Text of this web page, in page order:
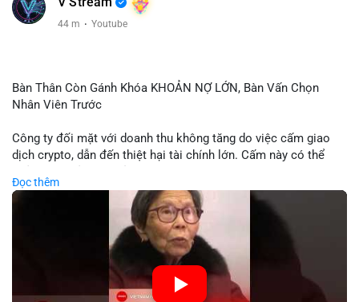
44 m · Youtube
Bàn Thân Còn Gánh Khóa KHOẢN NỢ LỚN, Bàn Vấn Chọn
Nhân Viên Trước
Công ty đối mặt với doanh thu không tăng do việc cấm giao
dịch crypto, dẫn đến thiệt hại tài chính lớn. Cấm này có thể
biến động giá digital asset. Bàn vấn chuyển hướng tập trung
vào nhân lực, cho thấy chiến lược giảm chi phí hoặc điều chỉnh
mô hình kinh doanh. Điều này có thể ảnh hưởng đến thị trường
crypto và các doanh nghiệp liên quan trong tương lai.
🎥 Xem video trực tiếp tại:
Đọc thêm